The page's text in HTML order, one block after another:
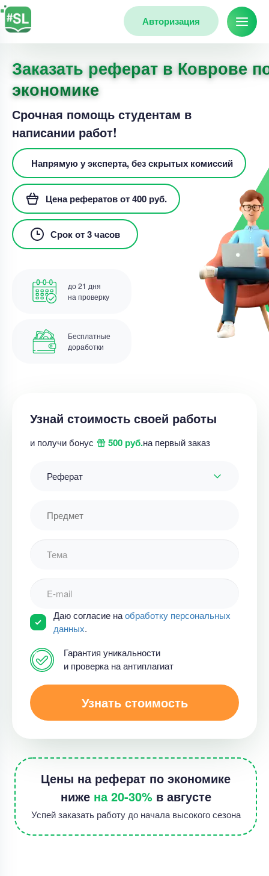
Авторизация
Заказать реферат в Коврове
экономике
Срочная помощь студентам в
написании работ!
Напрямую у эксперта, без скрытых комиссий
Цена рефератов от 400 руб.
Срок от 3 часов
до 21 дня
на проверку
Бесплатные
доработки
Узнай стоимость своей работы
и получи бонус 500 руб.на первый заказ
Реферат
Даю согласие наобработку персональных
данных.
Гарантия уникальности
и проверка на антиплагиат
Узнать стоимость
Цены на реферат по экономике
ниже на 20-30%в августе
Успей заказать работу до начала высокого сезона